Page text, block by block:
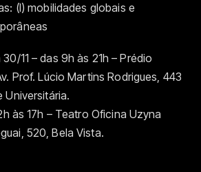
(I) mobilidades globais e
11 – das 9h às 21h – Prédio
Prof. Lúcio Martins Rodrigues, 443
Universitária.
às 17h – Teatro Oficina Uzyna
520, Bela Vista.